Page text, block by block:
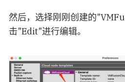
然后，选择刚刚创建的
击"Edit"进行编辑。